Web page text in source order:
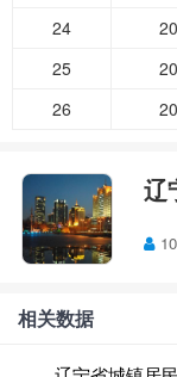
24
25
26
辽
相关数据